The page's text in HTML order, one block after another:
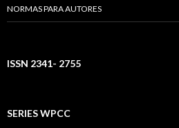
NORMAS PARA AUTORES
ISSN 2341- 2755
SERIES WPCC